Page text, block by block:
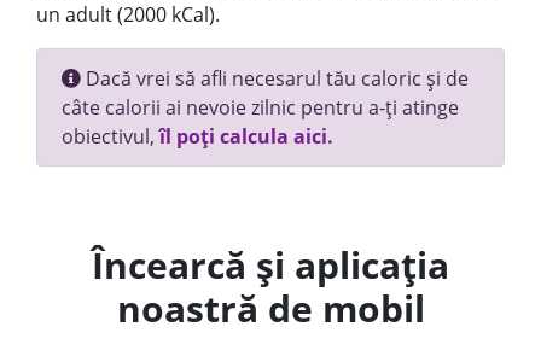
un adult (2000 kCal).
Dacă vrei să afli necesarul tău caloric și de
câte calorii ai nevoie zilnic pentru a-ți atinge
obiectivul,îl poți calcula aici.
Încearcă și aplicația
noastră de mobil